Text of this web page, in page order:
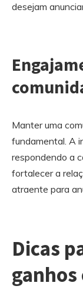
desejam
Manter uma
fundamental. A
respondendo a
fortalecer a
atraente para
Dicas
ganhos